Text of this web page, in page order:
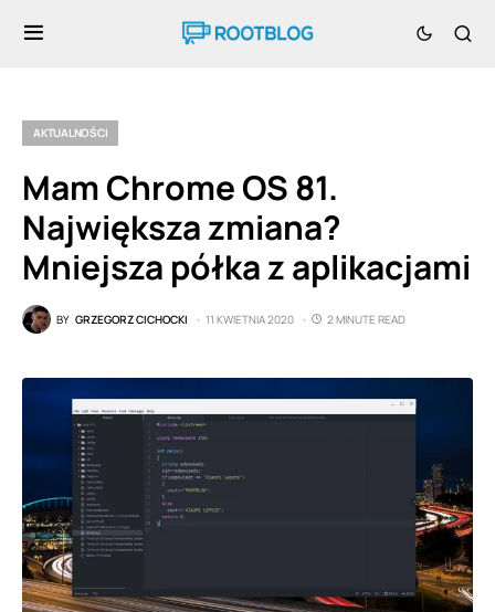
AKTUALNOŚCI
Mam Chrome OS 81.
Największa zmiana?
Mniejsza półka z aplikacjami
BY GRZEGORZ CICHOCKI 11 KWIETNIA 2020 2 MINUTE READ